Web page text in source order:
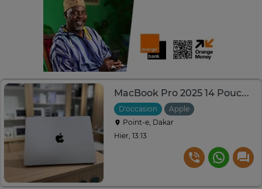
MacBook Pro 2025 14 Pouces - M5 | 24GB RAM | 1 Téra
D'occasion
Apple
Point-e, Dakar
Hier, 13:13